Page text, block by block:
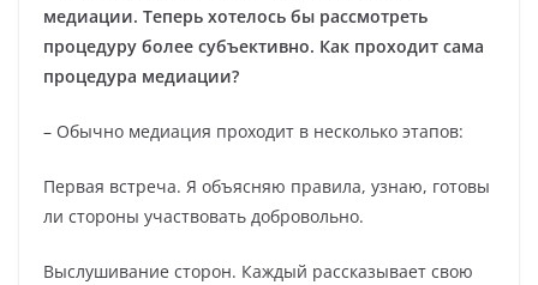
медиации. Теперь хотелось бы рассмотреть
процедуру более субъективно. Как проходит сама
процедура медиации?
– Обычно медиация проходит в несколько этапов:
Первая встреча. Я объясняю правила, узнаю, готовы
ли стороны участвовать добровольно.
Выслушивание сторон. Каждый рассказывает свою